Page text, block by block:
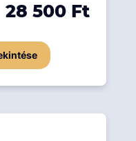
28 500 Ft